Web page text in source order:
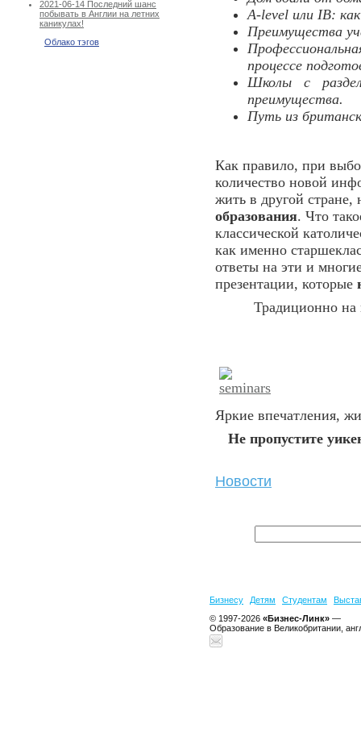
2021-06-14 Последний шанс
побывать в Англии на летних
каникулах!
Облако тэгов
A-level или IB:
Преимущества
процессе
Школы с
преимущества.
Путь из
Как правило, при
количество новой
жить в другой
образования. Что
классической
как именно
ответы на эти и
презентации, которые
Традиционно на
Яркие впечатления,
Не пропустите
Новости
Бизнесу Детям Студентам
© 1997-2026 «Бизнес-Линк» —
Образование в Великобритании,